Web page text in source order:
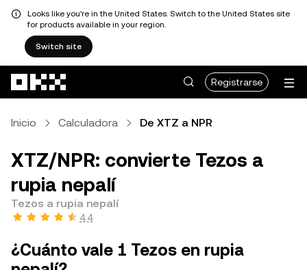
Looks like you're in the United States. Switch to the United States site
for products available in your region.
Switch site
Registrarse
Inicio Calculadora De XTZ a NPR
XTZ/NPR: convierte Tezos a
rupia nepalí
Tezos a rupia nepalí
4.4
¿Cuánto vale 1 Tezos en rupia